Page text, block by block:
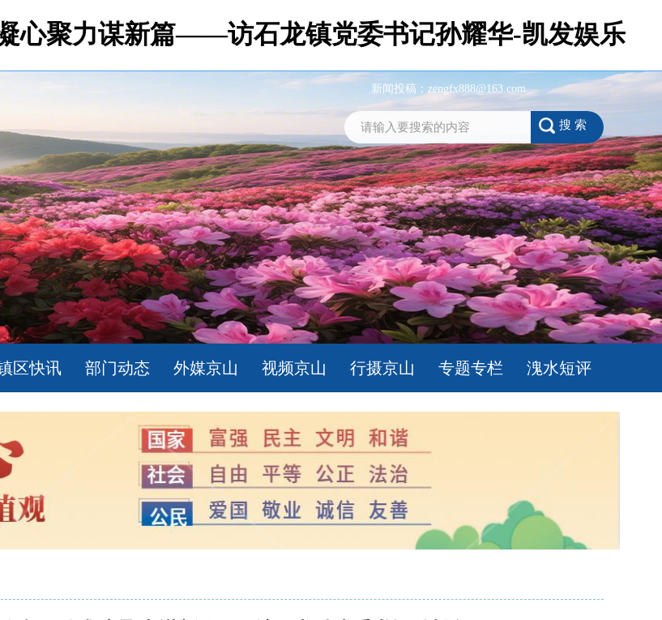
心聚力谋新篇——访石龙镇党委书记孙耀华-凯发娱乐
新闻投稿： zengfx888@163.com
搜 索
区快讯 部门动态 外媒京山 视频京山 行摄京山 专题专栏 溾水短评